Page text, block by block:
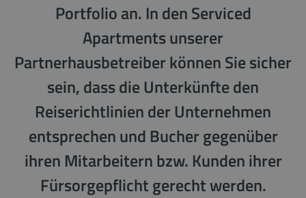
Portfolio an. In den Serviced
Apartments unserer
Partnerhausbetreiber können Sie sicher
sein, dass die Unterkünfte den
Reiserichtlinien der Unternehmen
entsprechen und Bucher gegenüber
ihren Mitarbeitern bzw. Kunden ihrer
Fürsorgepflicht gerecht werden.